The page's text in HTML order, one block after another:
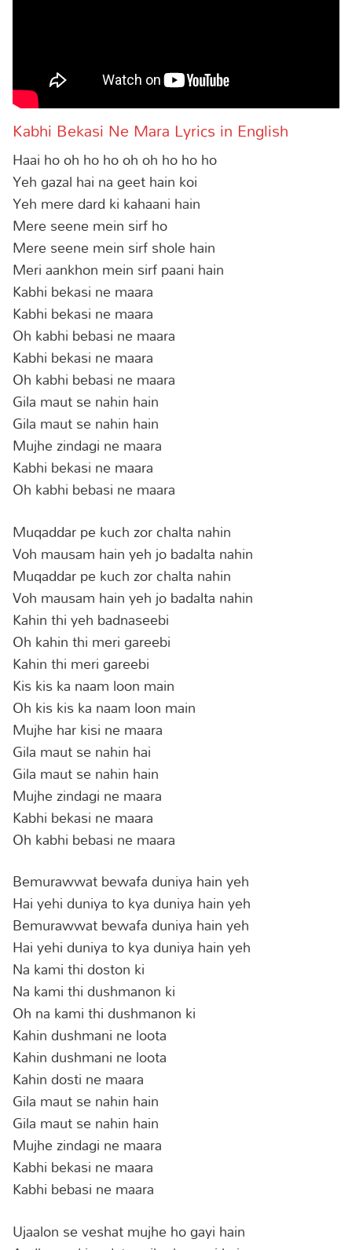
Kabhi Bekasi Ne Mara Lyrics in English
Haai ho oh ho ho oh oh ho ho ho
Yeh gazal hai na geet hain koi
Yeh mere dard ki kahaani hain
Mere seene mein sirf ho
Mere seene mein sirf shole hain
Meri aankhon mein sirf paani hain
Kabhi bekasi ne maara
Kabhi bekasi ne maara
Oh kabhi bebasi ne maara
Kabhi bekasi ne maara
Oh kabhi bebasi ne maara
Gila maut se nahin hain
Gila maut se nahin hain
Mujhe zindagi ne maara
Kabhi bekasi ne maara
Oh kabhi bebasi ne maara
Muqaddar pe kuch zor chalta nahin
Voh mausam hain yeh jo badalta nahin
Muqaddar pe kuch zor chalta nahin
Voh mausam hain yeh jo badalta nahin
Kahin thi yeh badnaseebi
Oh kahin thi meri gareebi
Kahin thi meri gareebi
Kis kis ka naam loon main
Oh kis kis ka naam loon main
Mujhe har kisi ne maara
Gila maut se nahin hai
Gila maut se nahin hain
Mujhe zindagi ne maara
Kabhi bekasi ne maara
Oh kabhi bebasi ne maara
Bemurawwat bewafa duniya hain yeh
Hai yehi duniya to kya duniya hain yeh
Bemurawwat bewafa duniya hain yeh
Hai yehi duniya to kya duniya hain yeh
Na kami thi doston ki
Na kami thi dushmanon ki
Oh na kami thi dushmanon ki
Kahin dushmani ne loota
Kahin dushmani ne loota
Kahin dosti ne maara
Gila maut se nahin hain
Gila maut se nahin hain
Mujhe zindagi ne maara
Kabhi bekasi ne maara
Kabhi bebasi ne maara
Ujaalon se veshat mujhe ho gayi hain